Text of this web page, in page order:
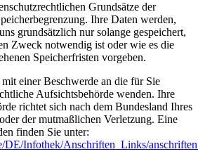
Grundsätze der
Ihre Daten werden,
grundsätzlich nur solange gespeichert,
Zweck notwendig ist oder wie es die
Speicherfristen vorgeben.
einer Beschwerde an die für Sie
Aufsichtsbehörde wenden. Ihre
richtet sich nach dem Bundesland Ihres
der mutmaßlichen Verletzung. Eine
finden Sie unter:
DE/Infothek/Anschriften_Links/